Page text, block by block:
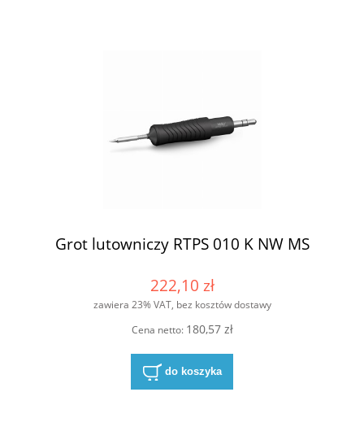
Grot lutowniczy RTPS 010 K NW MS
222,10 zł
zawiera 23% VAT, bez kosztów dostawy
Cena netto: 180,57 zł
do koszyka